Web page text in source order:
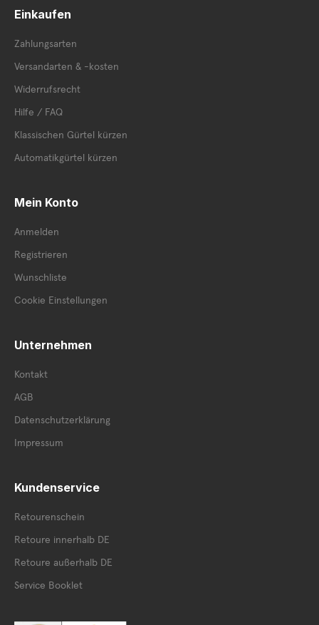
Einkaufen
Zahlungsarten
Versandarten & -kosten
Widerrufsrecht
Hilfe / FAQ
Klassischen Gürtel kürzen
Automatikgürtel kürzen
Mein Konto
Anmelden
Registrieren
Wunschliste
Cookie Einstellungen
Unternehmen
Kontakt
AGB
Datenschutzerklärung
Impressum
Kundenservice
Retourenschein
Retoure innerhalb DE
Retoure außerhalb DE
Service Booklet